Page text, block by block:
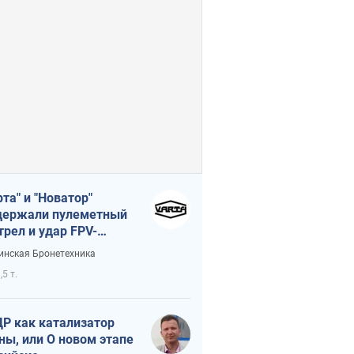
и "Новатор"
пулеметный
и удар FPV-
сохранив жизнь
Бронетехника
т.
как катализатор
или О новом этапе